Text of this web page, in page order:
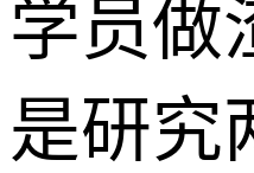
学员做
是研究